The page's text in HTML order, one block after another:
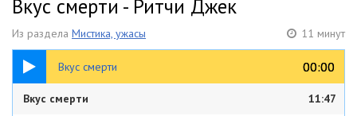
Вкус смерти - Ритчи Джек
Из раздела Мистика, ужасы 11 минут
Вкус смерти 00:00
00:00
11:47
Вкус смерти 11:47